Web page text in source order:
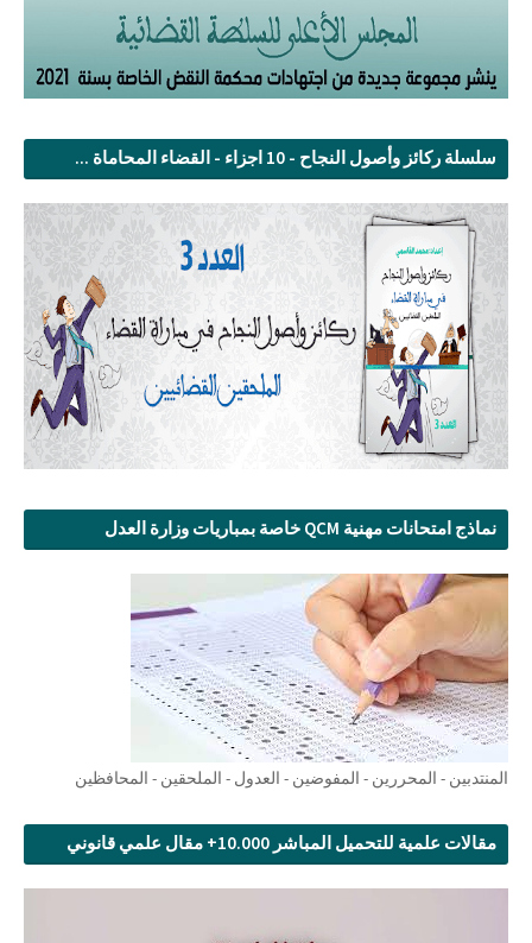
سلسلة ركائز وأصول النجاح - 10 اجزاء - القضاء المحاماة ...
نماذج امتحانات مهنية QCM خاصة بمباريات وزارة العدل
المنتدبين - المحررين - المفوضين - العدول - الملحقين - المحافظين
مقالات علمية للتحميل المباشر 10.000+ مقال علمي قانوني